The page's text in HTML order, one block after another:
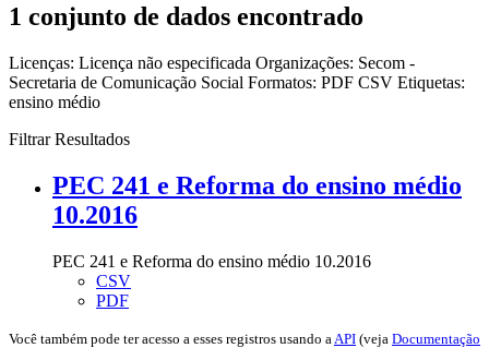
1 conjunto de dados encontrado
Licenças: Licença não especificada Organizações: Secom -
Secretaria de Comunicação Social Formatos: PDF CSV Etiquetas:
ensino médio
Filtrar Resultados
PEC 241 e Reforma do ensino médio
10.2016
PEC 241 e Reforma do ensino médio 10.2016
CSV
PDF
Você também pode ter acesso a esses registros usando a API (veja Documentação